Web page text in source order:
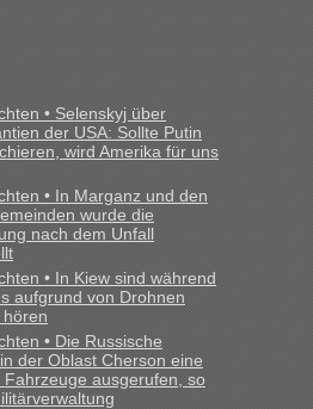
schließlich immer unter
nur sagen dass das privat ist
willst. So lange das nicht
das nicht neu sollte es
• Deklaration
Zoll
ob ich hier richtig bin mit meiner
mit gebrauchter
Einreise in die Ukraine
Kleidung...“
• Selenskyj über
der USA: Sollte Putin
wird Amerika für uns
• In Marganz und den
wurde die
nach dem Unfall
• In Kiew sind während
aufgrund von Drohnen
hören
• Die Russische
der Oblast Cherson eine
Fahrzeuge ausgerufen, so